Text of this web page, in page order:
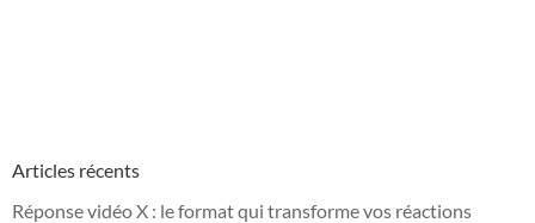
Articles récents
Réponse vidéo X : le format qui transforme vos réactions